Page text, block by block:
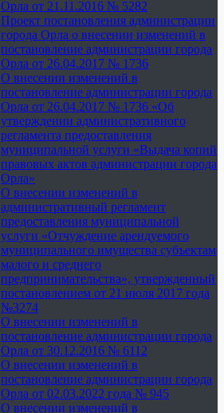
Орла от 21.11.2016 № 5282
Проект постановления администрации
города Орла о внесении изменений в
постановление администрации города
Орла от 26.04.2017 № 1736
О внесении изменений в
постановление администрации города
Орла от 26.04.2017 № 1736 «Об
утверждении административного
регламента предоставления
муниципальной услуги «Выдача копий
правовых актов администрации города
Орла»
О внесении изменений в
административный регламент
предоставления муниципальной
услуги «Отчуждение арендуемого
муниципального имущества субъектам
малого и среднего
предпринимательства», утвержденный
постановлением от 21 июля 2017 года
№3274
О внесении изменений в
постановление администрации города
Орла от 30.12.2016 № 6112
О внесении изменений в
постановление администрации города
Орла от 02.03.2022 года № 945
О внесении изменений в